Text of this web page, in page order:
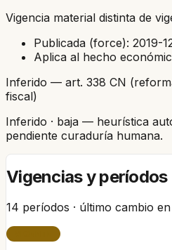
Vigencia material distinta de
Publicada (force): 2019-
Aplica al hecho
Inferido — art. 338 CN
fiscal)
Inferido · baja — heurística
pendiente curaduría humana.
Vigencias y períodos
14 períodos · último cambio en